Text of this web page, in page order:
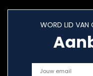
WORD LID VAN